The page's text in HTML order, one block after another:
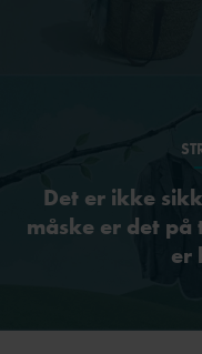
Det er ikke
måske er det
er